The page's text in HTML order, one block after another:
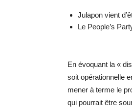
Julapon vient
Le People’s
En évoquant la «
soit opérationnelle
mener à terme le
qui pourrait être